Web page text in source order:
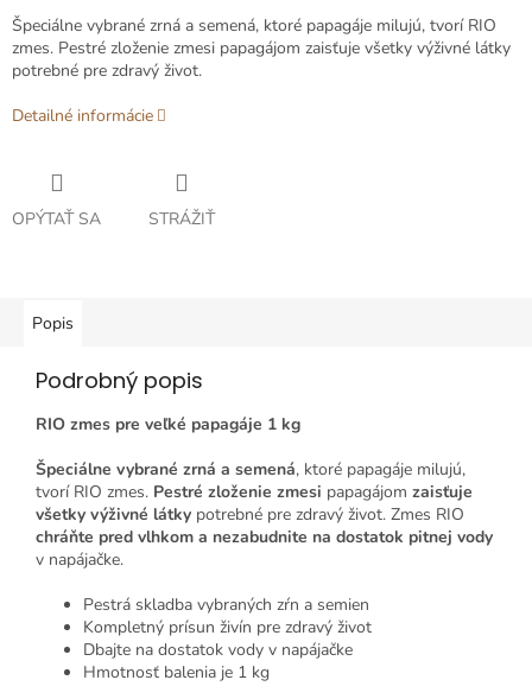
Špeciálne vybrané zrná a semená, ktoré papagáje milujú, tvorí RIO
zmes. Pestré zloženie zmesi papagájom zaisťuje všetky výživné látky
potrebné pre zdravý život.
Detailné informácie
OPÝTAŤ SA STRÁŽIŤ
Popis
Podrobný popis
RIO zmes pre veľké papagáje 1 kg
Špeciálne vybrané zrná a semená, ktoré papagáje milujú,
tvorí RIO zmes. Pestré zloženie zmesi papagájom zaisťuje
všetky výživné látky potrebné pre zdravý život. Zmes RIO
chráňte pred vlhkom a nezabudnite na dostatok pitnej vody
v napájačke.
Pestrá skladba vybraných zŕn a semien
Kompletný prísun živín pre zdravý život
Dbajte na dostatok vody v napájačke
Hmotnosť balenia je 1 kg